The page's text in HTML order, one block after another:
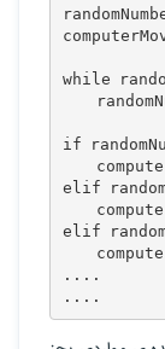
while
if
elif
elif
....